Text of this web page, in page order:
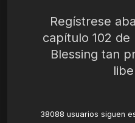
Regístrese
capítulo 102 de
Blessing tan
38088 usuarios siguen